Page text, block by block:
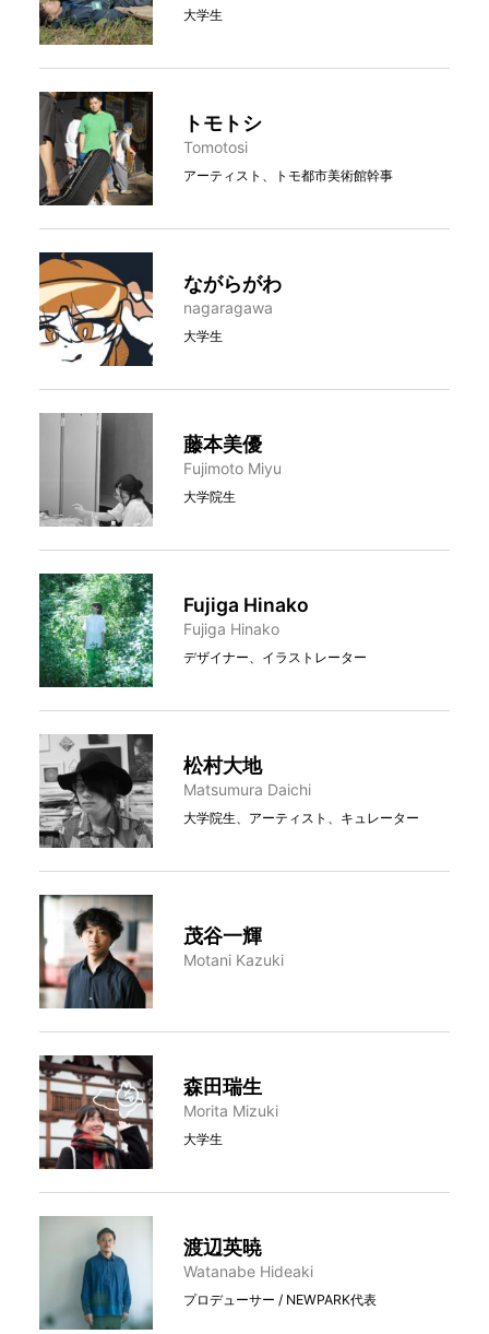
大学生
トモトシ
Tomotosi
アーティスト、トモ都市美術館幹事
ながらがわ
nagaragawa
大学生
藤本美優
Fujimoto Miyu
大学院生
Fujiga Hinako
Fujiga Hinako
デザイナー、イラストレーター
松村大地
Matsumura Daichi
大学院生、アーティスト、キュレーター
茂谷一輝
Motani Kazuki
森田瑞生
Morita Mizuki
大学生
渡辺英暁
Watanabe Hideaki
プロデューサー / NEWPARK代表